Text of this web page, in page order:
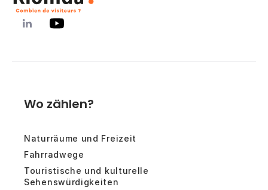
Wo zählen?
Naturräume und Freizeit
Fahrradwege
Touristische und kulturelle
Sehenswürdigkeiten